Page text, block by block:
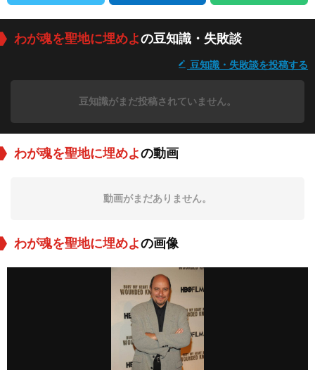
わが魂を聖地に埋めよの豆知識・失敗談
豆知識・失敗談を投稿する
豆知識がまだ投稿されていません。
わが魂を聖地に埋めよの動画
動画がまだありません。
わが魂を聖地に埋めよの画像